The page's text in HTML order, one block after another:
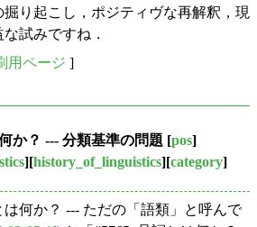
り起こし，ポジティヴな再解釈，現
試みですね．
用ページ ]
か？ --- 分類基準の問題 [pos]
][history_of_linguistics][category]
何か？ --- ただの「語類」と呼んで